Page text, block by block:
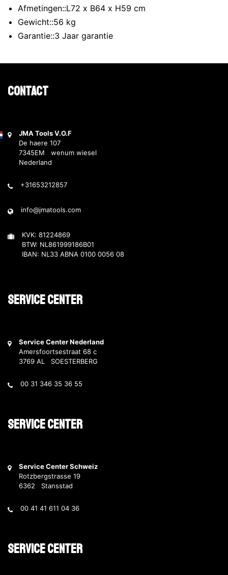
Afmetingen::L72 x B64 x H59 cm
Gewicht::56 kg
Garantie::3 Jaar garantie
Contact
JMA Tools V.O.F
De haere 107
7345EM wenum wiesel
Nederland
+31653212857
info@jmatools.com
KVK: 81224869
BTW: NL861999186B01
IBAN: NL33 ABNA 0100 0056 08
Service Center
Service Center Nederland
Amersfoortsestraat 68 c
3769 AL SOESTERBERG
00 31 346 35 36 55
Service Center
Service Center Schweiz
Rotzbergstrasse 19
6362 Stansstad
00 41 41 611 04 36
Service Center